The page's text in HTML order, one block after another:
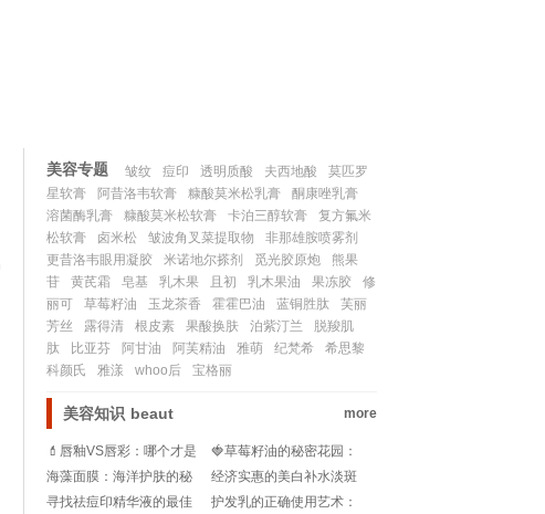
美容专题 皱纹 痘印 透明质酸 夫西地酸
莫匹罗
星软膏
阿昔洛韦软膏 糠酸莫米松乳膏
酮康唑乳膏
溶菌酶乳膏
糠酸莫米松软膏 卡泊三醇软膏
复方氟米
松软膏
卤米松 皱波角叉菜提取物
非那雄胺喷雾剂
更昔洛韦眼用凝胶
米诺地尔搽剂 觅光胶原炮
熊果
苷
黄芪霜 皂基 乳木果 且初 乳木果油 果冻胶
修
丽可
草莓籽油 玉龙茶香 霍霍巴油 蓝铜胜肽
芙丽
芳丝
露得清 根皮素 果酸换肤 泊紫汀兰
脱羧肌
肽
比亚芬 阿甘油 阿芙精油 雅萌 纪梵希
希思黎
科颜氏
雅漾 whoo后 宝格丽
美容知识 beaut more
💄唇釉VS唇彩：哪个才是
你妆容的秘密武器？💄
🍓草莓籽油的秘密花园：
颜色选择的艺术与功效图
解💖
海藻面膜：海洋护肤的秘
密瑰宝
经济实惠的美白补水淡斑
面膜：性价比之选
寻找祛痘印精华液的最佳
护发乳的正确使用艺术：